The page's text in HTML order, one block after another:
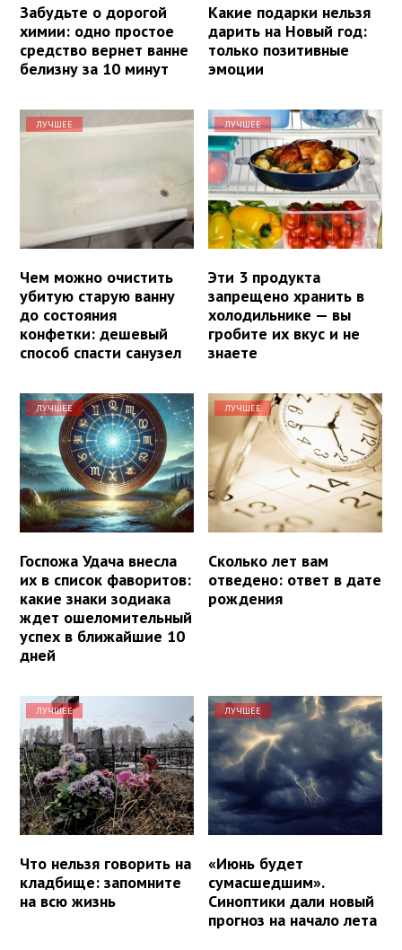
Забудьте о дорогой
химии: одно простое
средство вернет ванне
белизну за 10 минут
Какие подарки нельзя
дарить на Новый год:
только позитивные
эмоции
ЛУЧШЕЕ
Чем можно очистить
убитую старую ванну
до состояния
конфетки: дешевый
способ спасти санузел
ЛУЧШЕЕ
Эти 3 продукта
запрещено хранить в
холодильнике — вы
гробите их вкус и не
знаете
ЛУЧШЕЕ
Госпожа Удача внесла
их в список фаворитов:
какие знаки зодиака
ждет ошеломительный
успех в ближайшие 10
дней
ЛУЧШЕЕ
Сколько лет вам
отведено: ответ в дате
рождения
ЛУЧШЕЕ
Что нельзя говорить на
кладбище: запомните
на всю жизнь
ЛУЧШЕЕ
«Июнь будет
сумасшедшим».
Синоптики дали новый
прогноз на начало лета